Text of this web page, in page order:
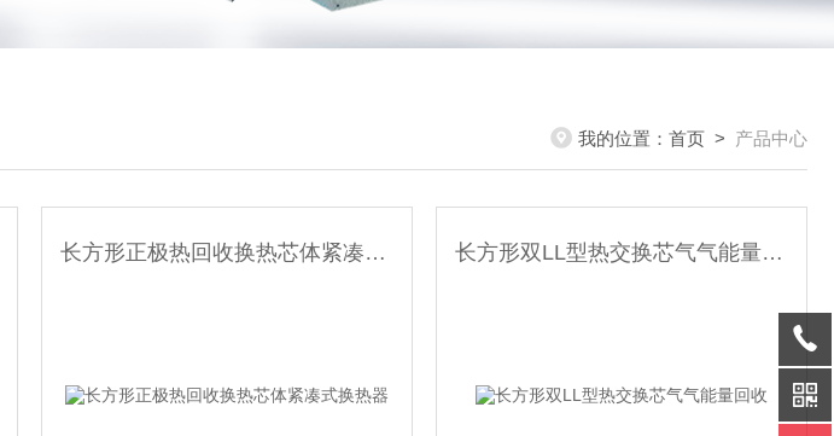
我的位置： 首页 > 产品中心
长方形正极热回收换热芯体紧凑式换热器 长方形双LL型热交换芯气气能量回收